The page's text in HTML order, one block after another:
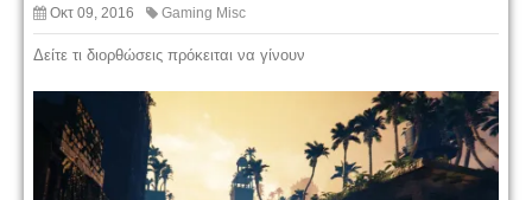
Οκτ 09, 2016 Gaming Misc
Δείτε τι διορθώσεις πρόκειται να γίνουν